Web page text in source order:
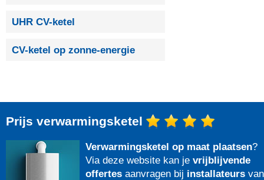
UHR CV-ketel
CV-ketel op zonne-energie
Prijs verwarmingsketel
Verwarmingsketel op maat plaatsen?
Via deze website kan je vrijblijvende
offertes aanvragen bij installateurs van